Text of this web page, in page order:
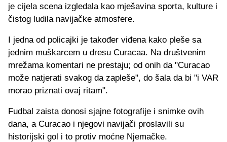
je cijela scena izgledala kao mješavina sporta, kulture i
čistog ludila navijačke atmosfere.
I jedna od policajki je također viđena kako pleše sa
jednim muškarcem u dresu Curacaa. Na društvenim
mrežama komentari ne prestaju; od onih da "Curacao
može natjerati svakog da zapleše", do šala da bi "i VAR
morao priznati ovaj ritam".
Fudbal zaista donosi sjajne fotografije i snimke ovih
dana, a Curacao i njegovi navijači proslavili su
historijski gol i to protiv moćne Njemačke.